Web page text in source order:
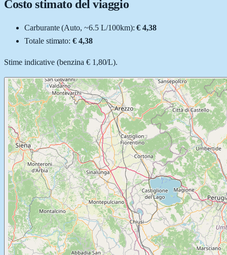
Costo stimato del viaggio
Carburante (Auto, ~6.5 L/100km): € 4,38
Totale stimato:€ 4,38
Stime indicative (benzina € 1,80/L).